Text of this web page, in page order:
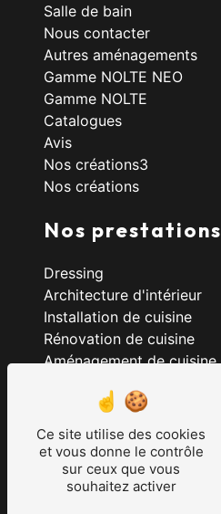
Salle de bain
Nous contacter
Autres aménagements
Gamme NOLTE NEO
Gamme NOLTE
Catalogues
Avis
Nos créations3
Nos créations
Nos prestations
Dressing
Architecture d'intérieur
Installation de cuisine
Rénovation de cuisine
Aménagement de cuisine
Cuisine haut de gamme
Cuisine sur mesure
Ce site utilise des cookies
et vous donne le contrôle
sur ceux que vous
souhaitez activer